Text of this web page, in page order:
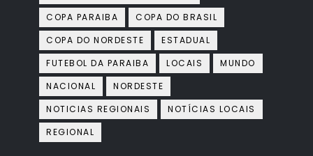
COPA PARAIBA
COPA DO BRASIL
COPA DO NORDESTE
ESTADUAL
FUTEBOL DA PARAIBA
LOCAIS
MUNDO
NACIONAL
NORDESTE
NOTICIAS REGIONAIS
NOTÍCIAS LOCAIS
REGIONAL